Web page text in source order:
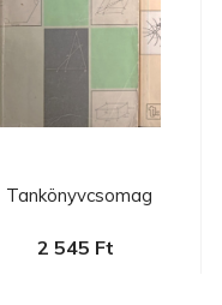
Tankönyvcsomag
2 545 Ft